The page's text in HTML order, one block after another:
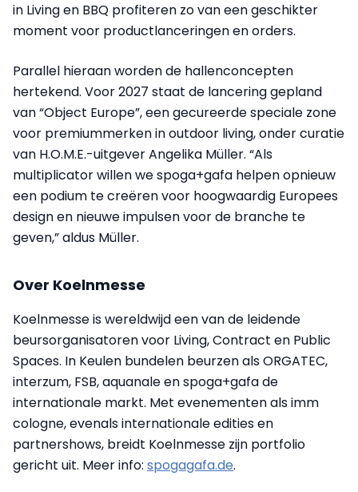
in Living en BBQ profiteren zo van een geschikter
moment voor productlanceringen en orders.
Parallel hieraan worden de hallenconcepten
hertekend. Voor 2027 staat de lancering gepland
van “Object Europe”, een gecureerde speciale zone
voor premiummerken in outdoor living, onder curatie
van H.O.M.E.-uitgever Angelika Müller. “Als
multiplicator willen we spoga+gafa helpen opnieuw
een podium te creëren voor hoogwaardig Europees
design en nieuwe impulsen voor de branche te
geven,” aldus Müller.
Over Koelnmesse
Koelnmesse is wereldwijd een van de leidende
beursorganisatoren voor Living, Contract en Public
Spaces. In Keulen bundelen beurzen als ORGATEC,
interzum, FSB, aquanale en spoga+gafa de
internationale markt. Met evenementen als imm
cologne, evenals internationale edities en
partnershows, breidt Koelnmesse zijn portfolio
gericht uit. Meer info: spogagafa.de.